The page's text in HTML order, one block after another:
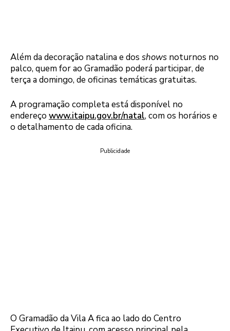
Além da decoração natalina e dos shows noturnos no
palco, quem for ao Gramadão poderá participar, de
terça a domingo, de oficinas temáticas gratuitas.
A programação completa está disponível no
endereço www.itaipu.gov.br/natal, com os horários e
o detalhamento de cada oficina.
Publicidade
O Gramadão da Vila A fica ao lado do Centro